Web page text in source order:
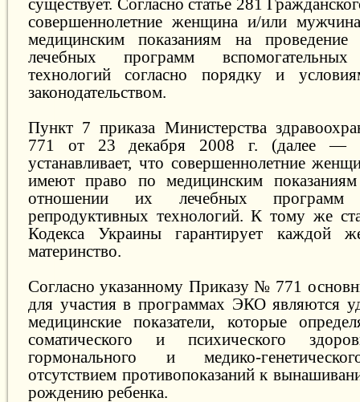
существует. Согласно статье 281
совершеннолетние женщина и/или
медицинским показаниям на
лечебных программ вспомогательных
технологий согласно порядку и
законодательством.
Пункт 7 приказа Министерства
771 от 23 декабря 2008 г. (далее
устанавливает, что совершеннолетние
имеют право по медицинским
отношении их лечебных программ
репродуктивных технологий. К тому же
Кодекса Украины гарантирует каждой
материнство.
Согласно указанному Приказу № 771
для участия в программах ЭКО являются
медицинские показатели, которые
соматического и психического
гормонального и медико-
отсутствием противопоказаний к
рождению ребенка.